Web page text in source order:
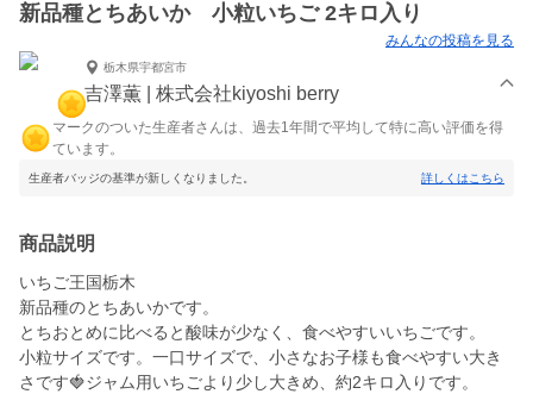
新品種とちあいか 小粒いちご 2キロ入り
みんなの投稿を見る
栃木県宇都宮市
吉澤薫 | 株式会社kiyoshi berry
マークのついた生産者さんは、過去1年間で平均して特に高い評価を得
ています。
生産者バッジの基準が新しくなりました。 詳しくはこちら
商品説明
いちご王国栃木
新品種のとちあいかです。
とちおとめに比べると酸味が少なく、食べやすいいちごです。
小粒サイズです。一口サイズで、小さなお子様も食べやすい大き
さです🍓ジャム用いちごより少し大きめ、約2キロ入りです。